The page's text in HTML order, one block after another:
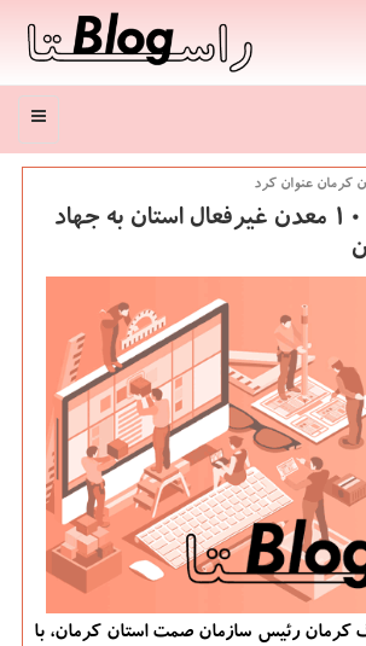
منو
كرمان عنوان كرد
واگذاری احیای 10 معدن غیرفعال استان به جهاد
کرمان رئیس سازمان صمت استان کرمان، با